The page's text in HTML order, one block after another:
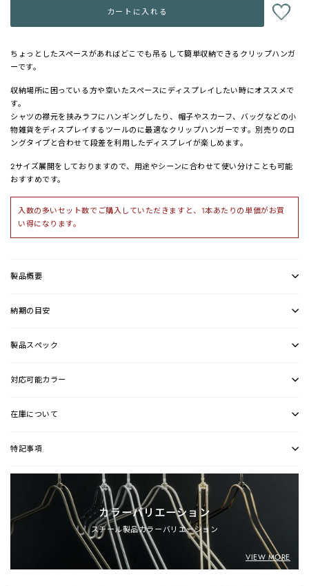
カートに入れる
ちょっとしたスペースがあればどこでも吊るして簡単収納できるクリップハンガ
ーです。
収納場所に困っている方や空いたスペースにディスプレイしたい時にオススメで
す。
シャツの襟元を挟みラフにハンギングしたり、帽子やスカーフ、バッグなどの小
物雑貨をディスプレイするツールのに最適なクリップハンガーです。別売りのロ
ングタイプと合わせて段差を利用したディスプレイが楽しめます。
2サイズ展開をしておりますので、用途やシーンに合わせて使い分けことも可能
おすすめです。
入数の多いセット数でご購入していただきますと、1本あたりの単価がお買
い得になります。
製品概要
納期の目安
製品スペック
対応可能カラー
在庫について
特記事項
カラーバリエーション
スチール製品カラーバリエーション
VIEW MORE